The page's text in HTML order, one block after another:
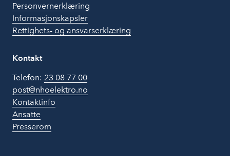
Personvernerklæring
Informasjonskapsler
Rettighets- og ansvarserklæring
Kontakt
Telefon: 23 08 77 00
post@nhoelektro.no
Kontaktinfo
Ansatte
Presserom